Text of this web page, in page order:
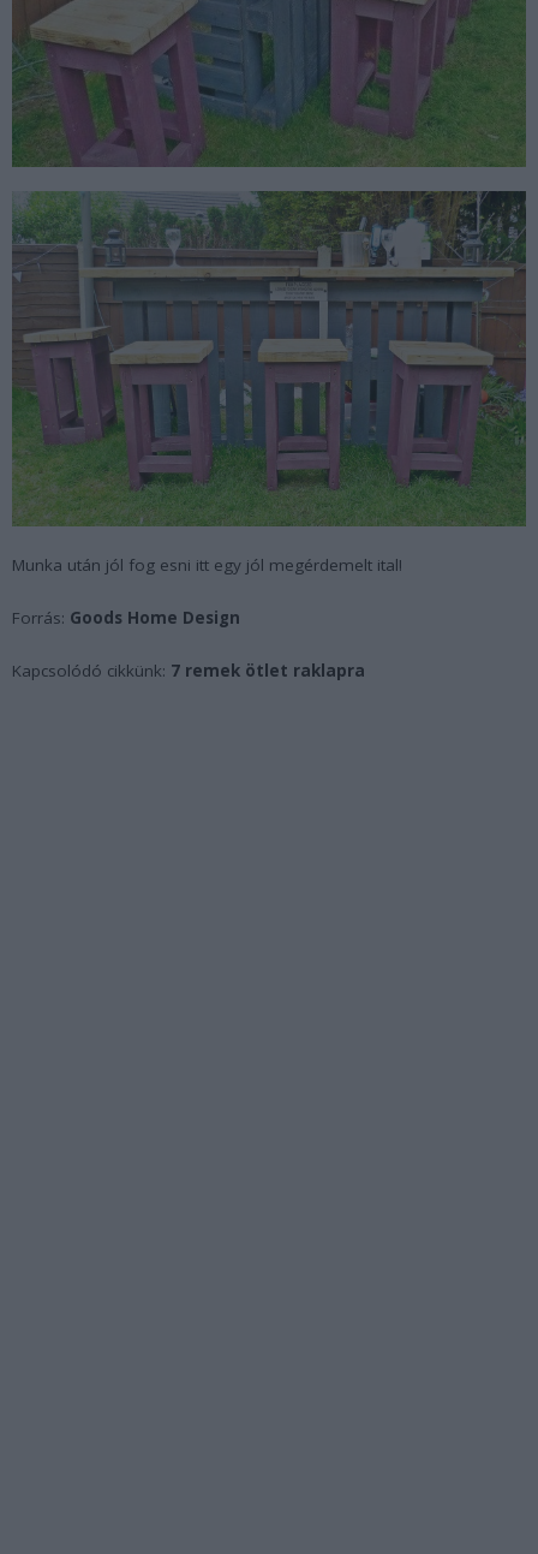
Munka után jól fog esni itt egy jól megérdemelt ital!
Forrás: Goods Home Design
Kapcsolódó cikkünk: 7 remek ötlet raklapra